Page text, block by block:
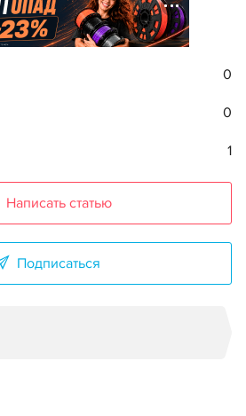
0
0
1
Написать статью
Подписаться